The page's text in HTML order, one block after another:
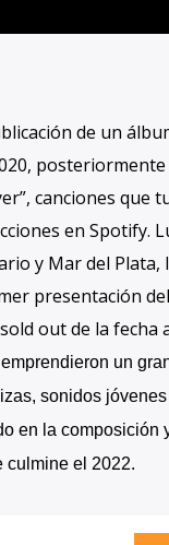
de un
canciones que
en Spotify.
y Mar del Plata,
presentación
out de la fecha
un
sonidos
en la composición
culmine el 2022.